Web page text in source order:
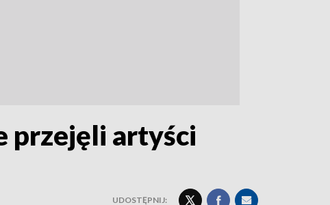
przejęli artyści
UDOSTĘPNIJ: